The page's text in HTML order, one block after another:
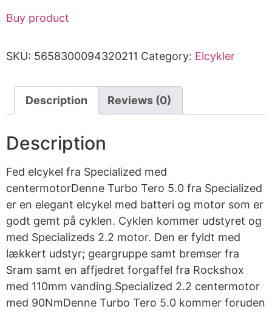
Buy product
SKU: 5658300094320211 Category: Elcykler
Description Reviews (0)
Description
Fed elcykel fra Specialized med
centermotorDenne Turbo Tero 5.0 fra Specialized
er en elegant elcykel med batteri og motor som er
godt gemt på cyklen. Cyklen kommer udstyret og
med Specializeds 2.2 motor. Den er fyldt med
lækkert udstyr; geargruppe samt bremser fra
Sram samt en affjedret forgaffel fra Rockshox
med 110mm vanding.Specialized 2.2 centermotor
med 90NmDenne Turbo Tero 5.0 kommer foruden